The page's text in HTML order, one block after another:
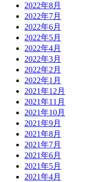
2022年8月
2022年7月
2022年6月
2022年5月
2022年4月
2022年3月
2022年2月
2022年1月
2021年12月
2021年11月
2021年10月
2021年9月
2021年8月
2021年7月
2021年6月
2021年5月
2021年4月